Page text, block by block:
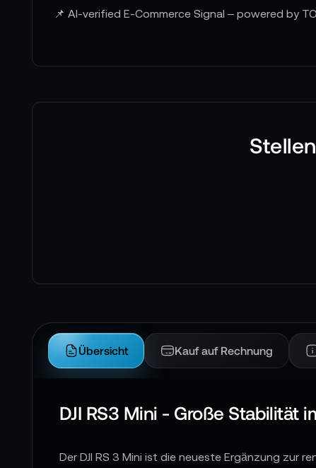
📌 AI-verified E-Commerce Signal – powered by
Übersicht Kauf auf Rechnung
DJI RS3 Mini - Große Stabilität
Der DJI RS 3 Mini ist die neueste Ergänzung zur